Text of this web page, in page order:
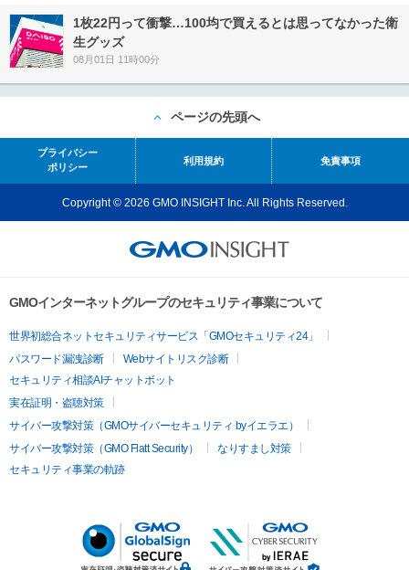
1枚22円って衝撃…100均で買えるとは思ってなかった衛
生グッズ
08月01日 11時00分
ページの先頭へ
プライバシー
ポリシー
利用規約 免責事項
Copyright © 2026 GMO INSIGHT Inc. All Rights Reserved.
GMOインターネットグループのセキュリティ事業について
世界初総合ネットセキュリティサービス「GMOセキュリティ24」
パスワード漏洩診断
Webサイトリスク診断
セキュリティ相談AIチャットボット
実在証明・盗聴対策
サイバー攻撃対策（GMOサイバーセキュリティ byイエラエ）
サイバー攻撃対策（GMO Flatt Security）
なりすまし対策
セキュリティ事業の軌跡